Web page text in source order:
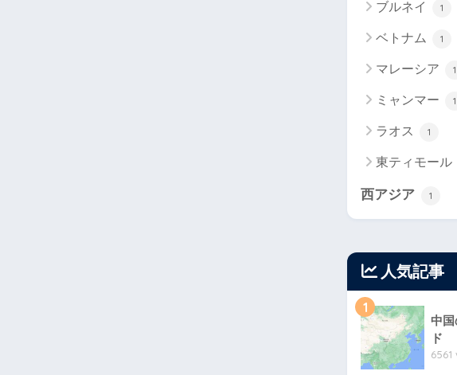
ブルネイ 1
ベトナム 1
マレーシア 1
ミャンマー 1
ラオス 1
東ティモール
西アジア 1
人気記事
1
中国
ド
6561